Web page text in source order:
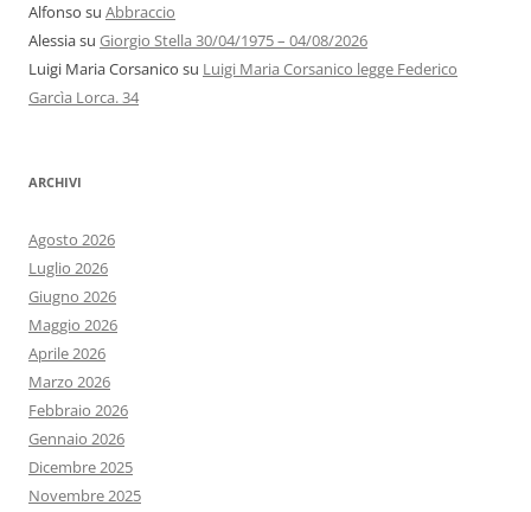
Alfonso su Abbraccio
Alessiasu Giorgio Stella 30/04/1975 – 04/08/2026
Luigi Maria Corsanico su Luigi Maria Corsanico legge Federico
Garcìa Lorca. 34
ARCHIVI
Agosto 2026
Luglio 2026
Giugno 2026
Maggio 2026
Aprile 2026
Marzo 2026
Febbraio 2026
Gennaio 2026
Dicembre 2025
Novembre 2025